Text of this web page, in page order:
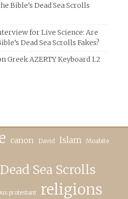
Bible’s Dead Sea Scrolls
for Live Science: Are
Dead Sea Scrolls Fakes?
Greek AZERTY Keyboard 1.2
canon David Islam Moabite
Sea Scrolls
protestant religions